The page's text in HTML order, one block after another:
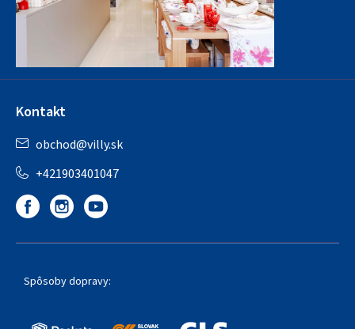
Kontakt
obchod@villy.sk
+421903401047
Spôsoby dopravy: